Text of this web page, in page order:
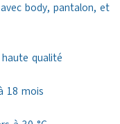
body, pantalon, et
qualité
18 mois